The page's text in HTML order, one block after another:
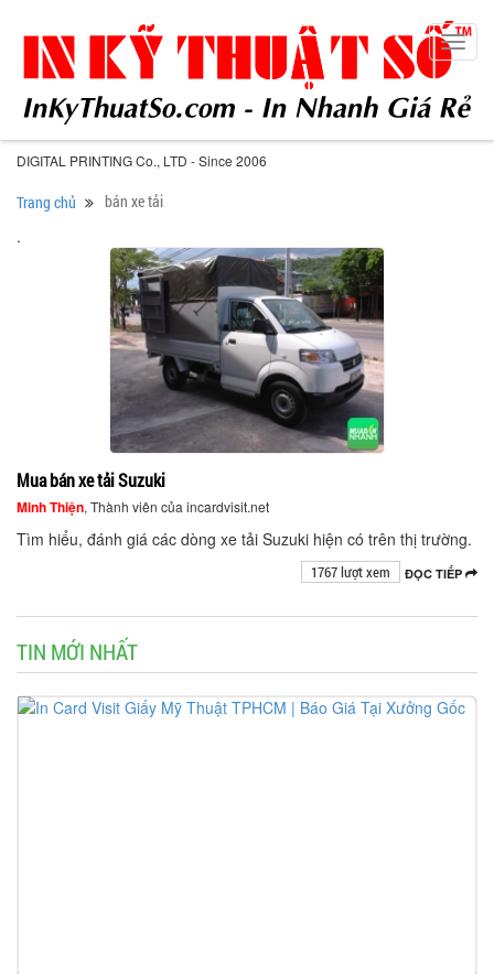
DIGITAL PRINTING Co., LTD - Since 2006
Trang chủ bán xe tải
.
Mua bán xe tải Suzuki
Minh Thiện, Thành viên của incardvisit.net
Tìm hiểu, đánh giá các dòng xe tải Suzuki hiện có trên thị trường.
ĐỌC TIẾP
1767 lượt xem
TIN MỚI NHẤT